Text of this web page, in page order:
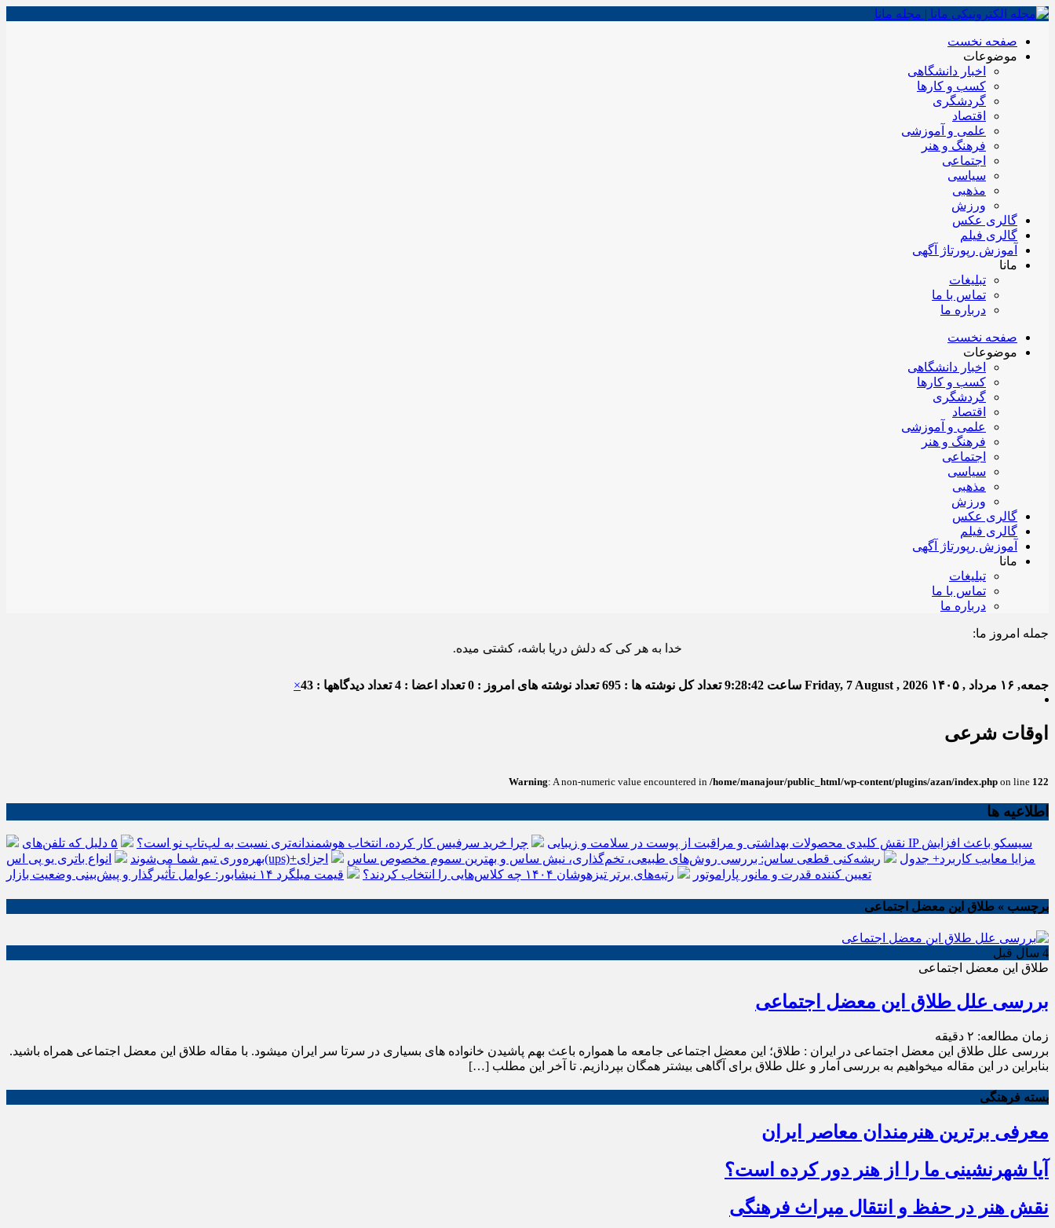
صفحه نخست
موضوعات
اخبار دانشگاهی
کسب و کارها
گردشگری
اقتصاد
علمی و آموزشی
فرهنگ و هنر
اجتماعی
سیاسی
مذهبی
ورزش
گالری عکس
گالری فیلم
آموزش رپورتاژ آگهی
مانا
تبلیغات
تماس با ما
درباره ما
صفحه نخست
موضوعات
اخبار دانشگاهی
کسب و کارها
گردشگری
اقتصاد
علمی و آموزشی
فرهنگ و هنر
اجتماعی
سیاسی
مذهبی
ورزش
گالری عکس
گالری فیلم
آموزش رپورتاژ آگهی
مانا
تبلیغات
تماس با ما
درباره ما
جمله امروز ما:
خدا به هر کی که دلش دریا باشه، کشتی میده.
جمعه, ۱۶ مرداد , ۱۴۰۵ Friday, 7 August , 2026 ساعت 9:28:43تعداد کل نوشته ها : 695 تعداد نوشته های امروز : 0 تعداد اعضا : 4 تعداد دیدگاهها : 43 ×
اوقات شرعی
Warning: A non-numeric value encountered in /home/manajour/public_html/wp-content/plugins/azan/index.php on line 122
اطلاعیه ها
نقش کلیدی محصولات بهداشتی و مراقبت از پوست در سلامت و زیبایی چرا خرید سرفیس کار کرده، انتخاب هوشمندانه‌تری نسبت به لپ‌تاپ نو است؟
۵ دلیل که تلفن‌های IP سیسکو باعث افزایش
بهره‌وری تیم شما می‌شوند
انواع باتری یو پی اس(ups)+مزایا معایب کاربرد+ جدول ریشه‌کنی قطعی ساس: بررسی روش‌های طبیعی، تخم‌گذاری، نیش ساس و بهترین سموم مخصوص ساس
اجزای
تعیین کننده قدرت و مانور پاراموتور
رتبه‌های برتر تیزهوشان ۱۴۰۴ چه کلاس‌هایی را انتخاب کردند؟ قیمت میلگرد ۱۴ نیشابور: عوامل تأثیرگذار و پیش‌بینی وضعیت بازار
برچسب » طلاق این معضل اجتماعی
4 سال قبل
طلاق این معضل اجتماعی
بررسی علل طلاق این معضل اجتماعی
زمان مطالعه: ۲ دقیقه
بررسی علل طلاق این معضل اجتماعی در ایران : طلاق؛ این معضل اجتماعی جامعه ما همواره باعث بهم پاشیدن خانواده های بسیاری در سرتا سر ایران میشود. با مقاله طلاق این معضل اجتماعی همراه باشید.
بنابراین در این مقاله میخواهیم به بررسی آمار و علل طلاق برای آگاهی بیشتر همگان بپردازیم. تا آخر این مطلب […]
بسته فرهنگی
معرفی برترین هنرمندان معاصر ایران
آیا شهرنشینی ما را از هنر دور کرده است؟
نقش هنر در حفظ و انتقال میراث فرهنگی